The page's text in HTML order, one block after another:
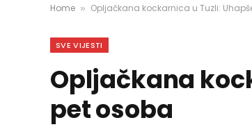
Home » Opljačkana kockarnica u Tuzli:
SVE VIJESTI
Opljačkana
pet osoba